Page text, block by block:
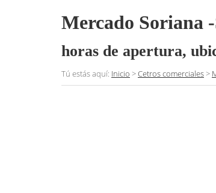
Mercado Soriana
horas de apertura,
Tú estás aquí: Inicio >Cetros comerciales>